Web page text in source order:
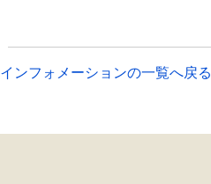
インフォメーションの一覧へ戻る